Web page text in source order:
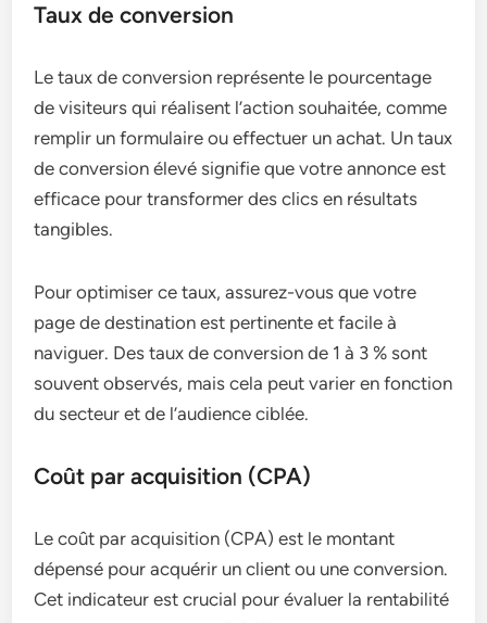
Taux de conversion
Le taux de conversion représente le pourcentage
de visiteurs qui réalisent l’action souhaitée, comme
remplir un formulaire ou effectuer un achat. Un taux
de conversion élevé signifie que votre annonce est
efficace pour transformer des clics en résultats
tangibles.
Pour optimiser ce taux, assurez-vous que votre
page de destination est pertinente et facile à
naviguer. Des taux de conversion de 1 à 3 % sont
souvent observés, mais cela peut varier en fonction
du secteur et de l’audience ciblée.
Coût par acquisition (CPA)
Le coût par acquisition (CPA) est le montant
dépensé pour acquérir un client ou une conversion.
Cet indicateur est crucial pour évaluer la rentabilité